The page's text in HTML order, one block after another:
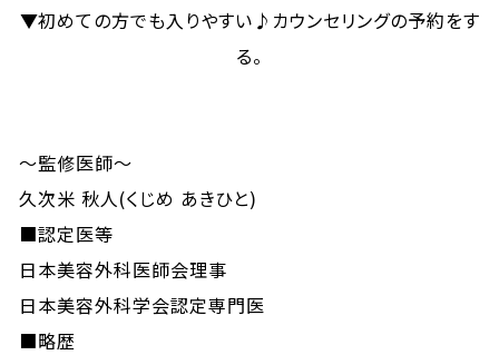
▼初めての方でも入りやすい♪カウンセリングの予約をす
る。
～監修医師～
久次米 秋人(くじめ あきひと)
■認定医等
日本美容外科医師会理事
日本美容外科学会認定専門医
■略歴